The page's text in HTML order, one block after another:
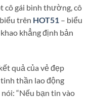
cô gái bình thường, cô
trên HOT51 – biểu
khẳng định bản
quả của vẻ đẹp
thần lao động
“Nếu bạn tin vào